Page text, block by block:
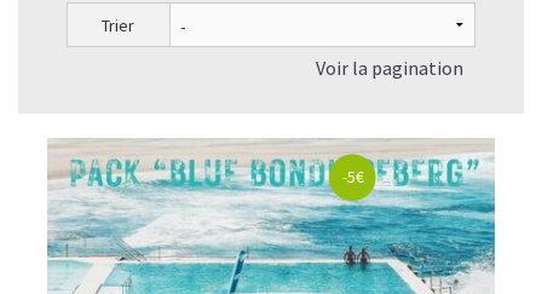
Trier
Voir la pagination
-5€